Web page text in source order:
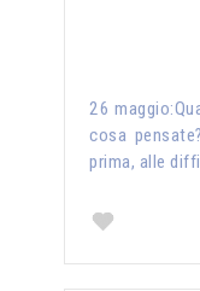
26
cosa
prima, alle